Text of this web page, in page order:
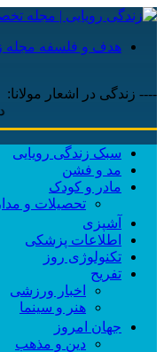
هدف و فلسفه مجله
---- زندگی در اشعار مولانا:
دنیا همه
سبک زندگی رویایی
مد و فشن
مادر و کودک
تحصیلات و
آشپزی
اطلاعات پزشکی
تکنولوژی روز
تفریح
اخبار ورزشی
هنر و سینما
جهان امروز
دین و مذهب